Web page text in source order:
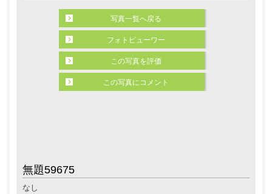
無題59675
なし
写真一覧へ戻る
フォトビューワー
この写真を評価
この写真にコメント